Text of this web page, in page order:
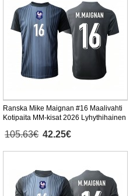
Ranska Mike Maignan #16 Maalivahti
Kotipaita MM-kisat 2026 Lyhythihainen
105.63€ 42.25€